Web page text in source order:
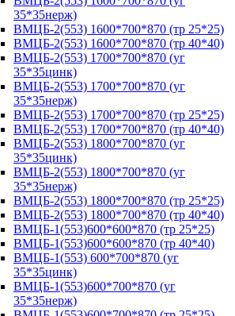
35*35нерж)
ВМЦБ-2(553) 1600*700*870 (тр 25*25)
ВМЦБ-2(553) 1600*700*870 (тр 40*40)
ВМЦБ-2(553) 1700*700*870 (уг
35*35цинк)
ВМЦБ-2(553) 1700*700*870 (уг
35*35нерж)
ВМЦБ-2(553) 1700*700*870 (тр 25*25)
ВМЦБ-2(553) 1700*700*870 (тр 40*40)
ВМЦБ-2(553) 1800*700*870 (уг
35*35цинк)
ВМЦБ-2(553) 1800*700*870 (уг
35*35нерж)
ВМЦБ-2(553) 1800*700*870 (тр 25*25)
ВМЦБ-2(553) 1800*700*870 (тр 40*40)
ВМЦБ-1(553)600*600*870 (тр 25*25)
ВМЦБ-1(553)600*600*870 (тр 40*40)
ВМЦБ-1(553) 600*700*870 (уг
35*35цинк)
ВМЦБ-1(553)600*700*870 (уг
35*35нерж)